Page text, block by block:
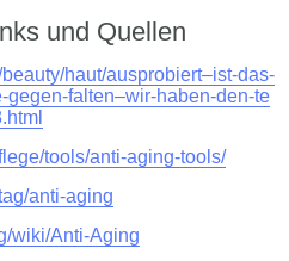
und Quellen
haut/ausprobiert–ist-das-
gegen-falten–wir-haben-den-te
tools/anti-aging-tools/
anti-aging
wiki/Anti-Aging